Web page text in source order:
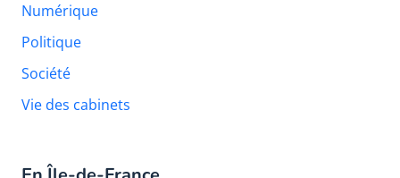
Numérique
Politique
Société
Vie des cabinets